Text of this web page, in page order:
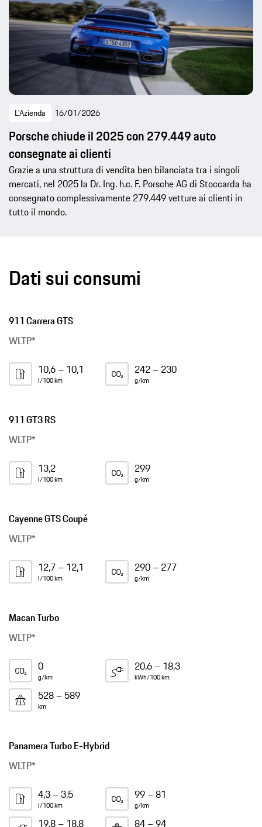
L'Azienda 16/01/2026
Porsche chiude il 2025 con 279.449 auto
consegnate ai clienti
Grazie a una struttura di vendita ben bilanciata tra i singoli
mercati, nel 2025 la Dr. Ing. h.c. F. Porsche AG di Stoccarda ha
consegnato complessivamente 279.449 vetture ai clienti in
tutto il mondo.
Dati sui consumi
911 Carrera GTS
WLTP*
10,6 – 10,1
l/100 km
242 – 230
g/km
911 GT3 RS
WLTP*
13,2
l/100 km
299
g/km
Cayenne GTS Coupé
WLTP*
12,7 – 12,1
l/100 km
290 – 277
g/km
Macan Turbo
WLTP*
0
g/km
20,6 – 18,3
kWh/100 km
528 – 589
km
Panamera Turbo E-Hybrid
WLTP*
4,3 – 3,5
l/100 km
99 – 81
g/km
19,8 – 18,8 84 – 94